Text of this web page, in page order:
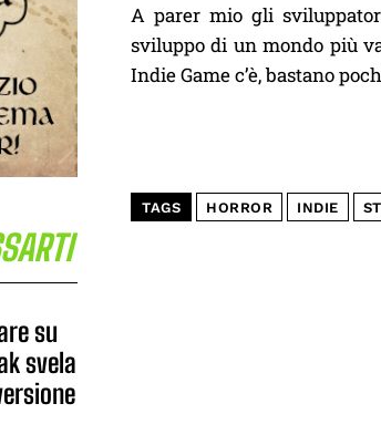
su
svela
A parer mio gli
sviluppo di un mondo più
Indie Game c’è, bastano
TAGS HORROR INDIE